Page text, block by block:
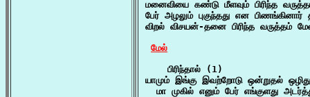
மனைவியை கண்டு மீளவும் பிரிந்த
பேர் அழலும் புகுந்தது என
விறல் விசயன்-தனை பிரிந்த
மேல்
    பிரிந்தால் (1)
யாமும் இங்கு இவற்றோடு ஒன்றுதல்
மா முகில் எனும் பேர் எங்குளது